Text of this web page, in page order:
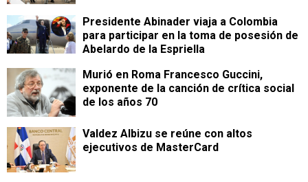
Presidente Abinader viaja a Colombia
para participar en la toma de posesión de
Abelardo de la Espriella
Murió en Roma Francesco Guccini,
exponente de la canción de crítica social
de los años 70
Valdez Albizu se reúne con altos
ejecutivos de MasterCard